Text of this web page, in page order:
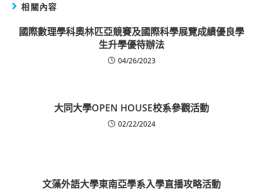
相關內容
國際數理學科奧林匹亞競賽及國際科學展覽成績優良學
生升學優待辦法
04/26/2023
大同大學OPEN HOUSE校系參觀活動
02/22/2024
文藻外語大學東南亞學系入學直播攻略活動